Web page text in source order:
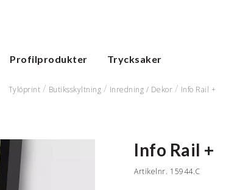
Profilprodukter Trycksaker
Tylöprint Butiksskyltning Inredning / Dekor Info Rail +
Info Rail +
Artikelnr. 15944.C